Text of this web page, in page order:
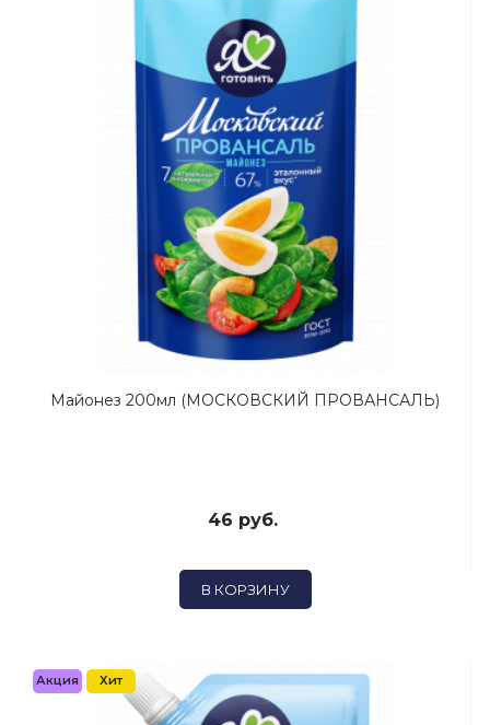
Майонез 200мл (МОСКОВСКИЙ ПРОВАНСАЛЬ)
46 руб.
В КОРЗИНУ
Акция Хит